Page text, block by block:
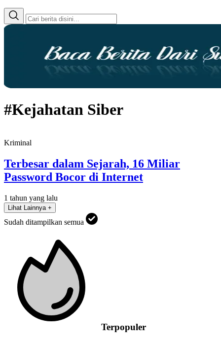
#Kejahatan Siber
Kriminal
Terbesar dalam Sejarah, 16 Miliar
Password Bocor di Internet
1 tahun yang lalu
Lihat Lainnya +
Sudah ditampilkan semua
Terpopuler